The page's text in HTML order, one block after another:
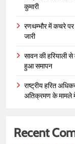
कुमारी
रणथम्भौर में कचरे
जारी
सावन की हरियाली
हुआ समापन
राष्ट्रीय हरित
अतिक्रमण के मामले में
Recent